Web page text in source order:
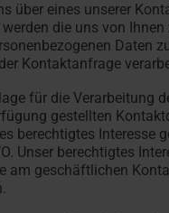
über eines unserer
die uns von
Daten
Kontaktanfrage
für die Verarbeitung
gestellten
berechtigtes Interesse
Unser berechtigtes
am geschäftlichen